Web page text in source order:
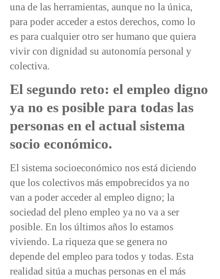
una de las herramientas, aunque no la única,
para poder acceder a estos derechos, como lo
es para cualquier otro ser humano que quiera
vivir con dignidad su autonomía personal y
colectiva.
El segundo reto: el empleo digno
ya no es posible para todas las
personas en el actual sistema
socio económico.
El sistema socioeconómico nos está diciendo
que los colectivos más empobrecidos ya no
van a poder acceder al empleo digno; la
sociedad del pleno empleo ya no va a ser
posible. En los últimos años lo estamos
viviendo. La riqueza que se genera no
depende del empleo para todos y todas. Esta
realidad sitúa a muchas personas en el más